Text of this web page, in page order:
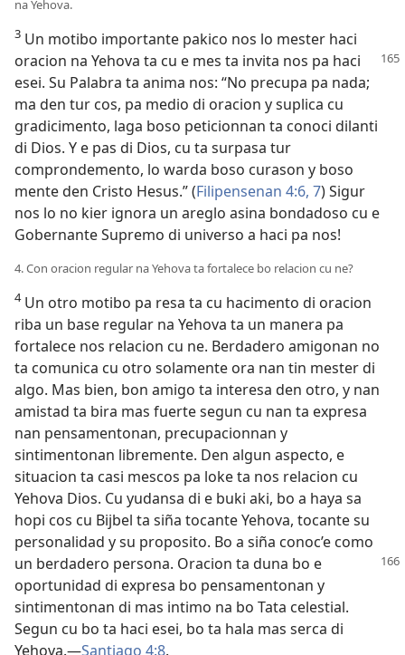
na Yehova.
3 Un motibo importante pakico nos lo mester haci
oracion na Yehova ta cu e mes ta invita nos pa haci
esei. Su Palabra ta anima nos: “No precupa pa nada;
ma den tur cos, pa medio di oracion y suplica cu
gradicimento, laga boso peticionnan ta conoci dilanti
di Dios. Y e pas di Dios, cu ta surpasa tur
comprondemento, lo warda boso curason y boso
mente den Cristo Hesus.” (Filipensenan 4:6, 7) Sigur
nos lo no kier ignora un areglo asina bondadoso cu e
Gobernante Supremo di universo a haci pa nos!
4. Con oracion regular na Yehova ta fortalece bo relacion cu ne?
4Un otro motibo pa resa ta cu hacimento di oracion
riba un base regular na Yehova ta un manera pa
fortalece nos relacion cu ne. Berdadero amigonan no
ta comunica cu otro solamente ora nan tin mester di
algo. Mas bien, bon amigo ta interesa den otro, y nan
amistad ta bira mas fuerte segun cu nan ta expresa
nan pensamentonan, precupacionnan y
sintimentonan libremente. Den algun aspecto, e
situacion ta casi mescos pa loke ta nos relacion cu
Yehova Dios. Cu yudansa di e buki aki, bo a haya sa
hopi cos cu Bijbel ta siña tocante Yehova, tocante su
personalidad y su proposito. Bo a siña conoc’e como
un berdadero persona. Oracion ta duna bo e
oportunidad di expresa bo pensamentonan y
sintimentonan di mas intimo na bo Tata celestial.
Segun cu bo ta haci esei, bo ta hala mas serca di
Yehova.—Santiago 4:8.